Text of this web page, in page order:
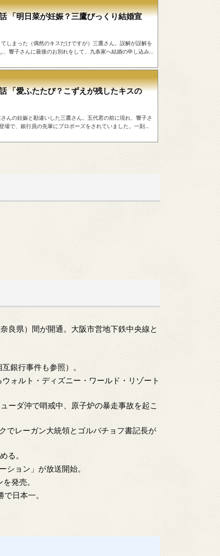
「明日菜が妊娠？三鷹びっくり結婚宣
しまった（偶然のキスだけですが）三鷹さん。誤解が誤解を
響子さんに最後のお別れをして、九条家へ結婚の申し込み
っと真相を知らなかった三鷹さんですが、結納を済ませたあ
「愛ふたたび？こずえが残したキスの
んの妊娠と勘違いした三鷹さん。五代君の前に現れ、響子さ
で、銀行員の先輩にプロポーズをされていました。一刻館
事な卒業試験中とのことでそれは言わず、帰り際に騙し討
良県）間が開通。大阪市営地下鉄中央線と
銀行事件も参照）。
ォルト・ディズニー・ワールド・リゾート
ーダ沖で哨戒中、原子炉の暴走事故を起こ
でレーガン大統領とゴルバチョフ書記長が
る。
ション」が放送開始。
発売。
日本一。